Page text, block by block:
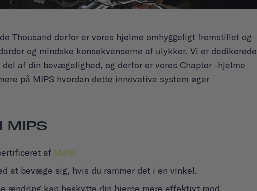
Thousand derfor er vores hjelme omhyggeligt fremstillet og
og mindske konsekvenserne af ulykker. Vi er dedikerede
del af din bevægelighed, og derfor er vores Chapter -hjelme
på MIPS hvordan dette innovative system øger
MIPS
af MIPS
at bevæge sig, hvis du rammer det i en vinkel.